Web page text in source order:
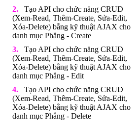
Tạo API cho chức năng CRUD
(Xem-Read, Thêm-Create, Sửa-Edit,
Xóa-Delete) bằng kỹ thuật AJAX cho
danh mục Phẳng - Create
Tạo API cho chức năng CRUD
(Xem-Read, Thêm-Create, Sửa-Edit,
Xóa-Delete) bằng kỹ thuật AJAX cho
danh mục Phẳng - Edit
Tạo API cho chức năng CRUD
(Xem-Read, Thêm-Create, Sửa-Edit,
Xóa-Delete) bằng kỹ thuật AJAX cho
danh mục Phẳng - Delete